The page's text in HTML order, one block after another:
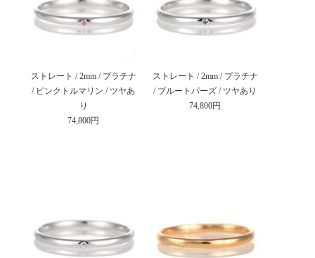
ストレート / 2mm / プラチナ
/ ピンクトルマリン / ツヤあ
り
74,800円
ストレート / 2mm / プラチナ
/ ブルートパーズ / ツヤあり
74,800円